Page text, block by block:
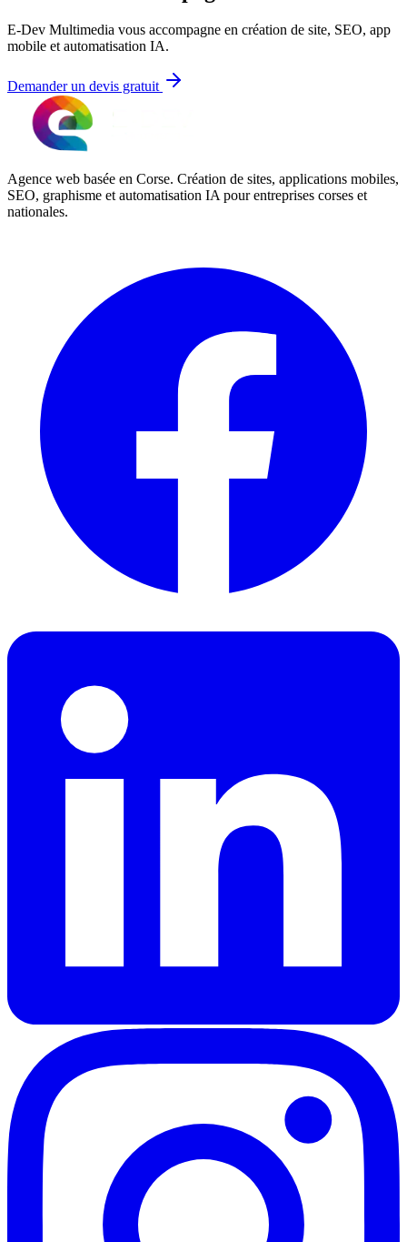
E-Dev Multimedia vous accompagne en création de site, SEO, app
mobile et automatisation IA.
Demander un devis gratuit
Agence web basée en Corse. Création de sites, applications mobiles,
SEO, graphisme et automatisation IA pour entreprises corses et
nationales.